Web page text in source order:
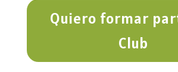
Quiero formar
Club